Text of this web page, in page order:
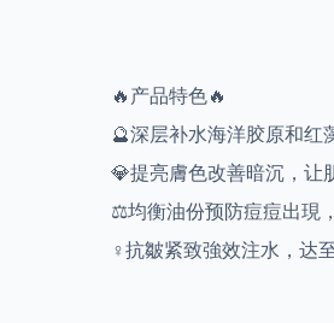
🔥产品特色🔥
🔮深层补水海洋胶原和红
💎提亮膚色改善暗沉，让
⚖️均衡油份预防痘痘出現
♀️抗皺紧致強效注水，达